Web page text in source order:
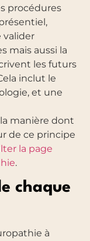
procédures
valider
mais aussi la
les futurs
inclut le
et une
manière dont
de ce principe
la page
.
chaque
à